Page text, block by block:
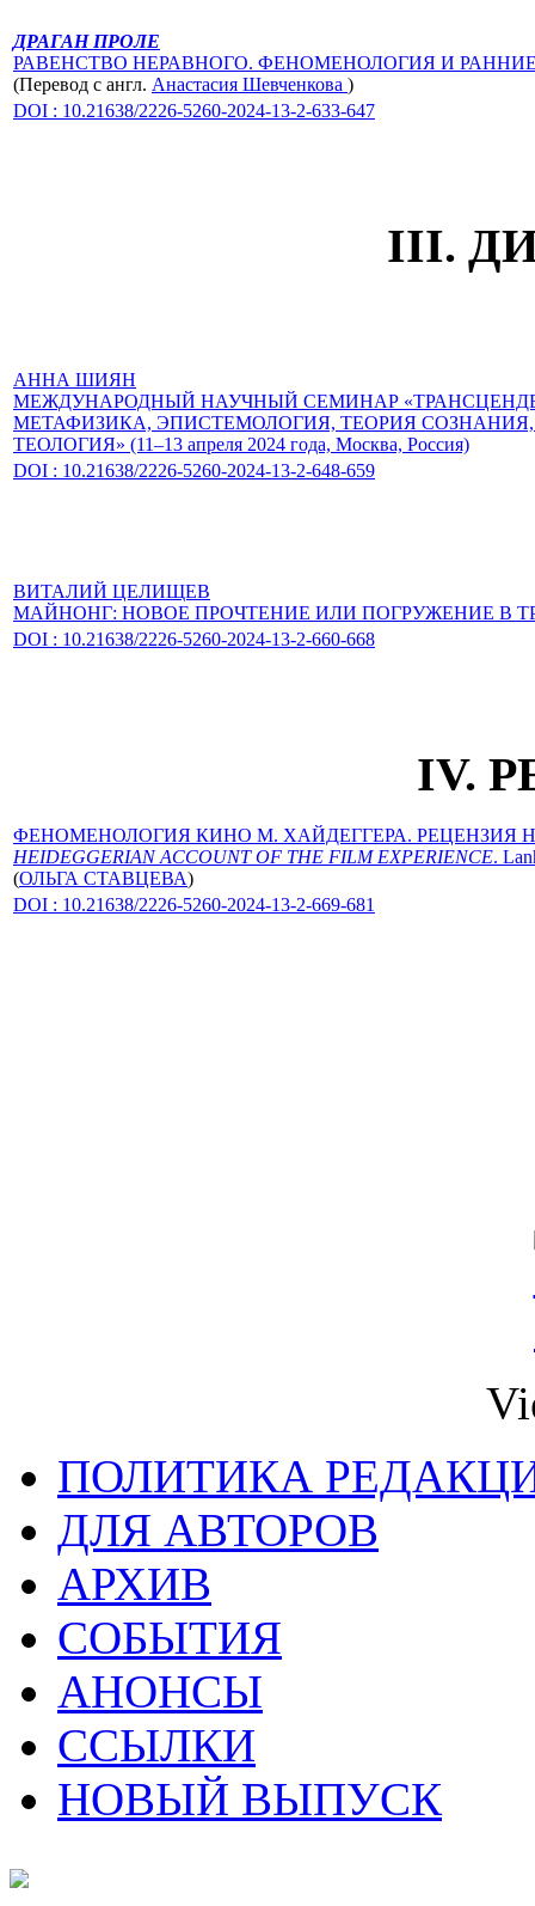
ДРАГАН ПРОЛЕ
РАВЕНСТВО НЕРАВНОГО. ФЕНОМЕНОЛОГИЯ И
(Перевод с англ. Анастасия Шевченкова )
DOI : 10.21638/2226-5260-2024-13-2-633-647
III.
АННА ШИЯН
МЕЖДУНАРОДНЫЙ НАУЧНЫЙ СЕМИНАР
МЕТАФИЗИКА, ЭПИСТЕМОЛОГИЯ, ТЕОРИЯ
ТЕОЛОГИЯ» (11–13 апреля 2024 года, Москва, Россия)
DOI : 10.21638/2226-5260-2024-13-2-648-659
ВИТАЛИЙ ЦЕЛИЩЕВ
МАЙНОНГ: НОВОЕ ПРОЧТЕНИЕ ИЛИ ПОГРУЖЕНИЕ В
DOI : 10.21638/2226-5260-2024-13-2-660-668
IV.
ФЕНОМЕНОЛОГИЯ КИНО М. ХАЙДЕГГЕРА. РЕЦЕНЗИЯ
HEIDEGGERIAN ACCOUNT OF THE FILM EXPERIENCE.
(ОЛЬГА СТАВЦЕВА)
DOI : 10.21638/2226-5260-2024-13-2-669-681
ПОЛИТИКА
ДЛЯ АВТОРОВ
АРХИВ
СОБЫТИЯ
АНОНСЫ
ССЫЛКИ
НОВЫЙ ВЫПУСК